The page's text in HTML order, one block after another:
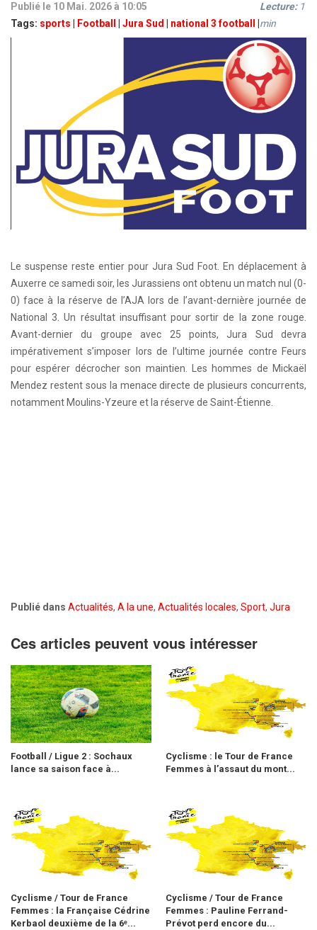
Publié le 10 Mai. 2026 à 10:05
Tags: sports Football Jura Sud national 3 football
Lecture: 1
min
Le suspense reste entier pour Jura Sud Foot. En déplacement à
Auxerre ce samedi soir, les Jurassiens ont obtenu un match nul (0-
0) face à la réserve de l’AJA lors de l’avant-dernière journée de
National 3. Un résultat insuffisant pour sortir de la zone rouge.
Avant-dernier du groupe avec 25 points, Jura Sud devra
impérativement s’imposer lors de l’ultime journée contre Feurs
pour espérer décrocher son maintien. Les hommes de Mickaël
Mendez restent sous la menace directe de plusieurs concurrents,
notamment Moulins-Yzeure et la réserve de Saint-Étienne.
Publié dans Actualités, A la une, Actualités locales, Sport, Jura
Ces articles peuvent vous intéresser
Football / Ligue 2 : Sochaux
lance sa saison face à...
Cyclisme : le Tour de France
Femmes à l’assaut du mont...
Cyclisme / Tour de France
Femmes : la Française Cédrine
Kerbaol deuxième de la 6ᵉ...
Cyclisme / Tour de France
Femmes : Pauline Ferrand-
Prévot perd encore du...